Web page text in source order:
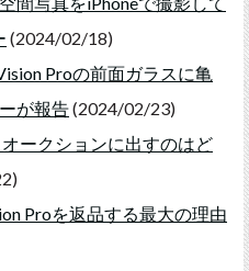
(2024/02/18)
Proの前面ガラスに亀
が報告(2024/02/23)
ークションに出すのはど
Proを返品する最大の理由